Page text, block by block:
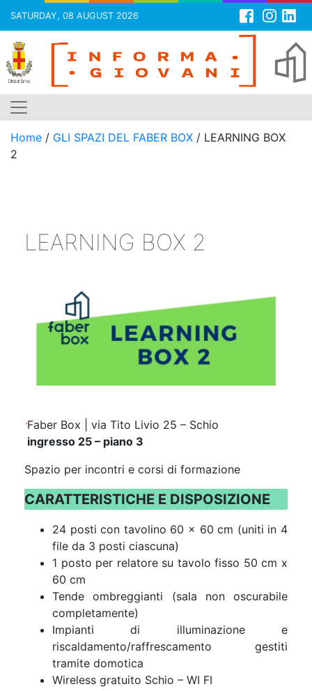
SATURDAY, 08 AUGUST 2026
Skip
content
Home / GLI SPAZI DEL FABER BOX / LEARNING BOX
2
LEARNING BOX 2
Faber Box | via Tito Livio 25 – Schio
ingresso 25 – piano 3
Spazio per incontri e corsi di formazione
CARATTERISTICHE E DISPOSIZIONE
24 posti con tavolino 60 x 60 cm (uniti in 4
file da 3 posti ciascuna)
1 posto per relatore su tavolo fisso 50 cm x
60 cm
Tende ombreggianti (sala non oscurabile
completamente)
Impianti di illuminazione e
riscaldamento/raffrescamento gestiti
tramite domotica
Wireless gratuito Schio – WI FI